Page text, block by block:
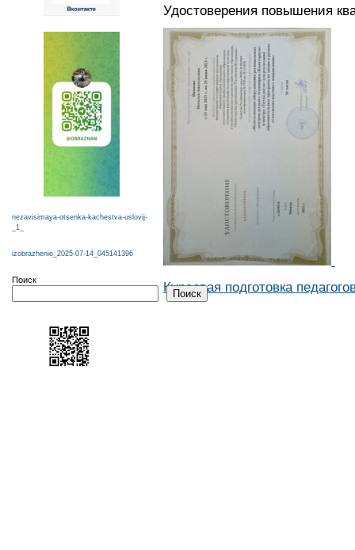
Удостоверения повышения
Курсовая подготовка
nezavisimaya-otsenka-kachestva-uslovij-
_1_
izobrazhenie_2025-07-14_045141396
Поиск
Поиск